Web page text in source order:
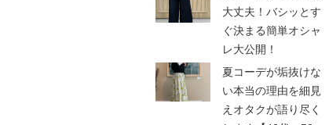
大丈夫！バシッとす
ぐ決まる簡単オシャ
レ大公開！
夏コーデが垢抜けな
い本当の理由を細見
えオタクが語り尽く